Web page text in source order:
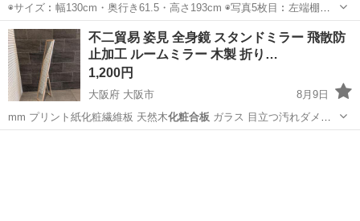
◉サイズ︰幅130cm・奥行き61.5・高さ193cm ◉写真5枚目︰左端棚の
一番下に除湿剤の水汚れあとがあるのみで綺麗です。 ◉値段交渉可能
です。 ◉タンス裏面の写真︰2つのタンスと1つのタンスに分かれて上
の天板も取れて運...
兵庫 川辺郡 日生中央駅 収納家具 化粧合板
不二貿易 姿見 全身鏡 スタンドミラー 飛散防
止加工 ルームミラー 木製 折り…
1,200円
大阪府 大阪市
8月9日
mm プリント紙化粧繊維板 天然木化粧合板 ガラス 目立つ汚れダメー
ジなし